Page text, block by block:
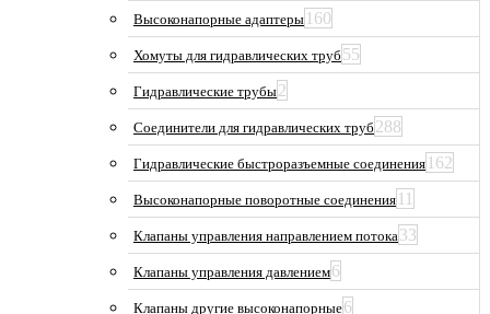
Высоконапорные адаптеры 160
Хомуты для гидравлических труб 55
Гидравлические трубы2
Соединители для гидравлических труб 288
Гидравлические быстроразъемные соединения 162
Высоконапорные поворотные соединения 11
Клапаны управления направлением потока33
Клапаны управления давлением6
Клапаны другие высоконапорные6